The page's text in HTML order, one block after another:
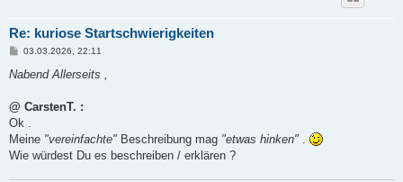
Re: kuriose Startschwierigkeiten
B
i
a
03.03.2026, 22:11
Nabend Allerseits ,
@ CarstenT. :
Ok .
Meine "vereinfachte" Beschreibung mag "etwas hinken"
Wie würdest Du es beschreiben / erklären ?